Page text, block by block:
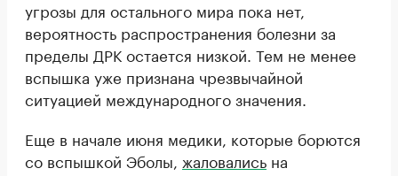
угрозы для остального мира пока нет,
вероятность распространения болезни за
пределы ДРК остается низкой. Тем не менее
вспышка уже признана чрезвычайной
ситуацией международного значения.
Еще в начале июня медики, которые борются
со вспышкой Эболы, жаловались на